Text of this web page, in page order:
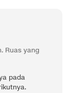
Ruas yang
pada